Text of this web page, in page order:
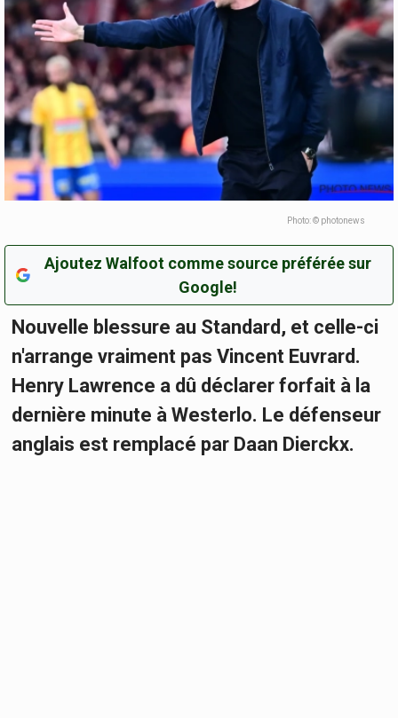
Photo: © photonews
Ajoutez Walfoot comme source préférée sur
Google!
Nouvelle blessure au Standard, et celle-ci
n'arrange vraiment pas Vincent Euvrard.
Henry Lawrence a dû déclarer forfait à la
dernière minute à Westerlo. Le défenseur
anglais est remplacé par Daan Dierckx.